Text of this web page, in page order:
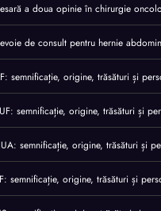
a doua opinie în chirurgie
de consult pentru hernie
semnificație, origine, trăsături și
semnificație, origine, trăsături și
semnificație, origine, trăsături și
semnificație, origine, trăsături și